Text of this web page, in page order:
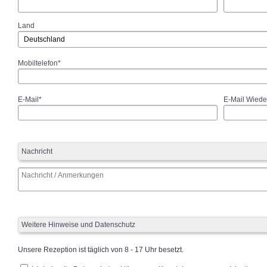
Land
Mobiltelefon*
E-Mail* E-Mail
Nachricht
Weitere Hinweise und Datenschutz
Unsere Rezeption ist täglich von 8 - 17 Uhr besetzt.